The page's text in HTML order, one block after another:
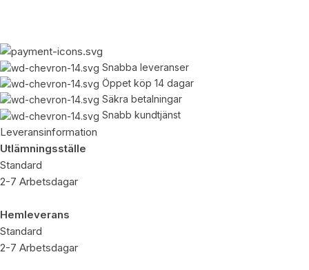
Snabba leveranser
Öppet köp 14 dagar
Säkra betalningar
Snabb kundtjänst
Leveransinformation
Utlämningsställe
Standard
2-7 Arbetsdagar
Hemleverans
Standard
2-7 Arbetsdagar